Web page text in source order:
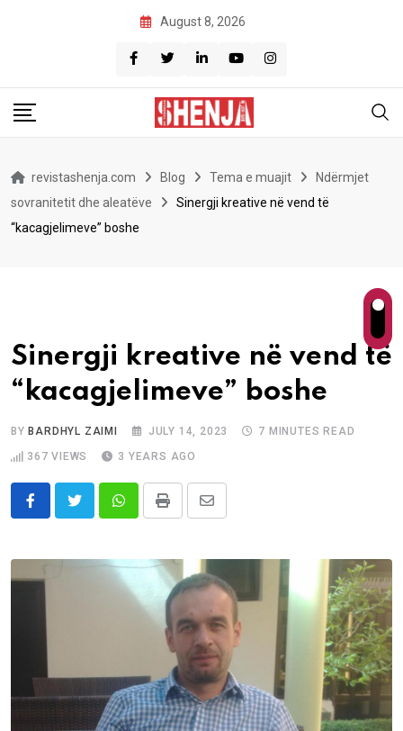
August 8, 2026
revistashenja.com Blog Tema e muajit
Ndërmjet
sovranitetit dhe aleatëve
Sinergji kreative në vend të
“kacagjelimeve” boshe
Sinergji kreative në vend të
“kacagjelimeve” boshe
BY BARDHYL ZAIMI JULY 14, 2023
7 MINUTES READ
367 VIEWS 3 YEARS AGO
WhatsappPrint
Share
Email